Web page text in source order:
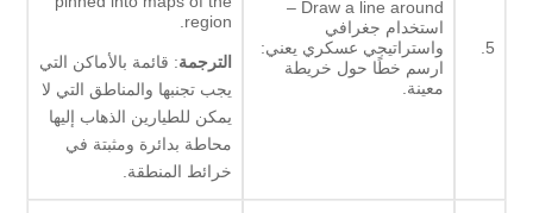
5.
Draw a line around –
استخدام جغرافي
واستراتيجي عسكري يعني:
ارسم خطًا حول خريطة
معينة.
region.
الترجمة: قائمة بالأماكن التي
يجب تجنبها والمناطق التي لا
يمكن للطيارين الذهاب إليها
محاطة بدائرة ومثبتة في
خرائط المنطقة.